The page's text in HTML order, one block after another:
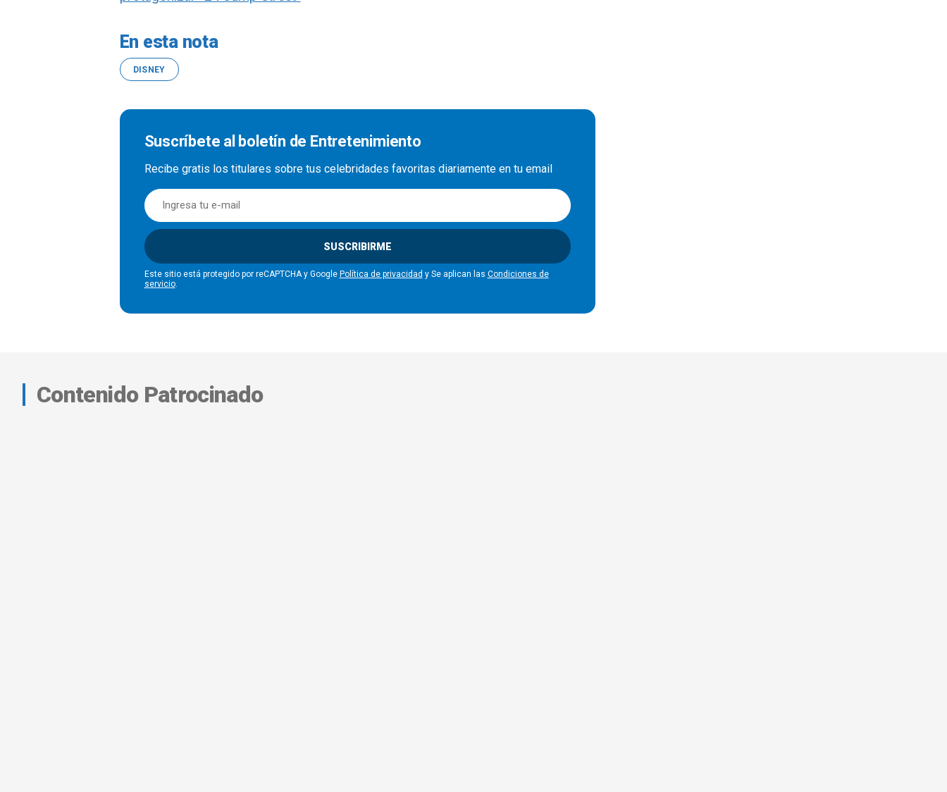
En esta nota
DISNEY
Suscríbete al boletín de Entretenimiento
Recibe gratis los titulares sobre tus celebridades favoritas diariamente en tu email
SUSCRIBIRME
Este sitio está protegido por reCAPTCHA y Google Política de privacidad y Se aplican las Condiciones de
servicio.
Contenido Patrocinado